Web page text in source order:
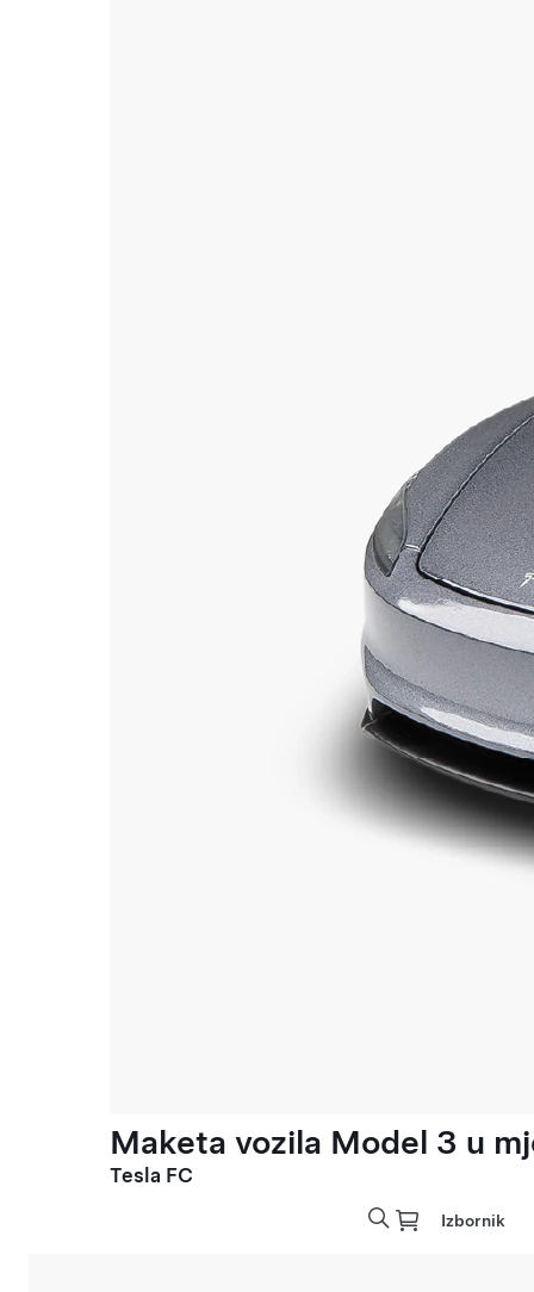
Maketa vozila Model 3 u
Tesla FC
Izbornik